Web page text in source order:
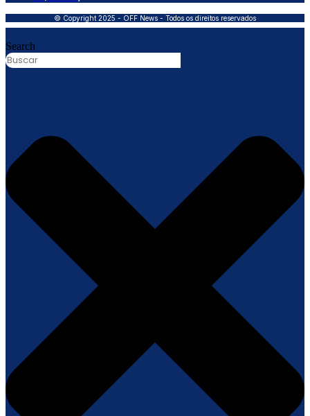
© Copyright 2025 - OFF News - Todos os direitos reservados
Search